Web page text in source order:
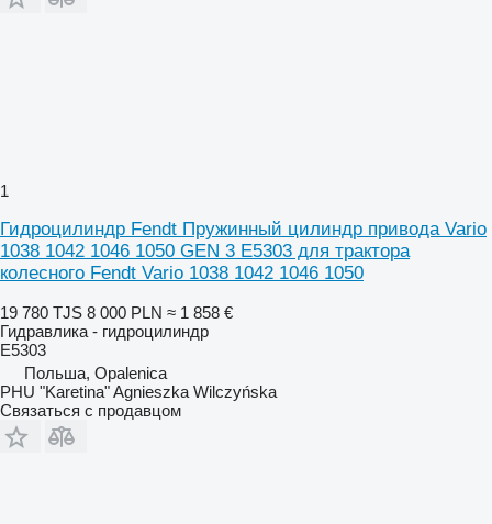
1
Гидроцилиндр Fendt Пружинный цилиндр привода Vario
1038 1042 1046 1050 GEN 3 E5303 для трактора
колесного Fendt Vario 1038 1042 1046 1050
19 780 TJS 8 000 PLN ≈ 1 858 €
Гидравлика - гидроцилиндр
E5303
Польша, Opalenica
PHU "Karetina" Agnieszka Wilczyńska
Связаться с продавцом